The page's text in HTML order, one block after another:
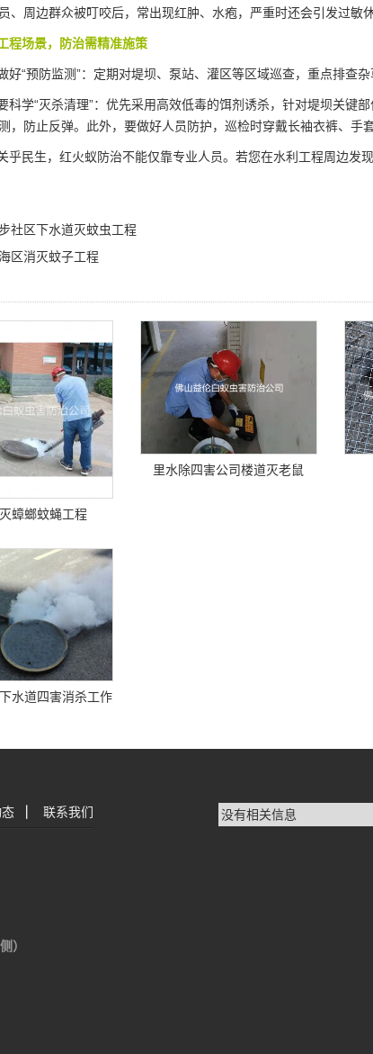
、周边群众被叮咬后，常出现红肿、水疱，严重时还会引发过敏
程场景，防治需精准施策
好“预防监测”：定期对堤坝、泵站、灌区等区域巡查， 重点排查
科学“灭杀清理”：优先采用高效低毒的饵剂诱杀，针对堤坝关键
，防止反弹。此外，要做好人员防护，巡检时穿戴长袖衣裤、手
乎民生，红火蚁防治不能仅靠专业人员。若您在水利工程周边发
社区下水道灭蚊虫工程
区消灭蚊子工程
蟑螂蚊蝇工程
里水除四害公司楼道灭老鼠
水道四害消杀工作
联系我们
）
没有相关信息